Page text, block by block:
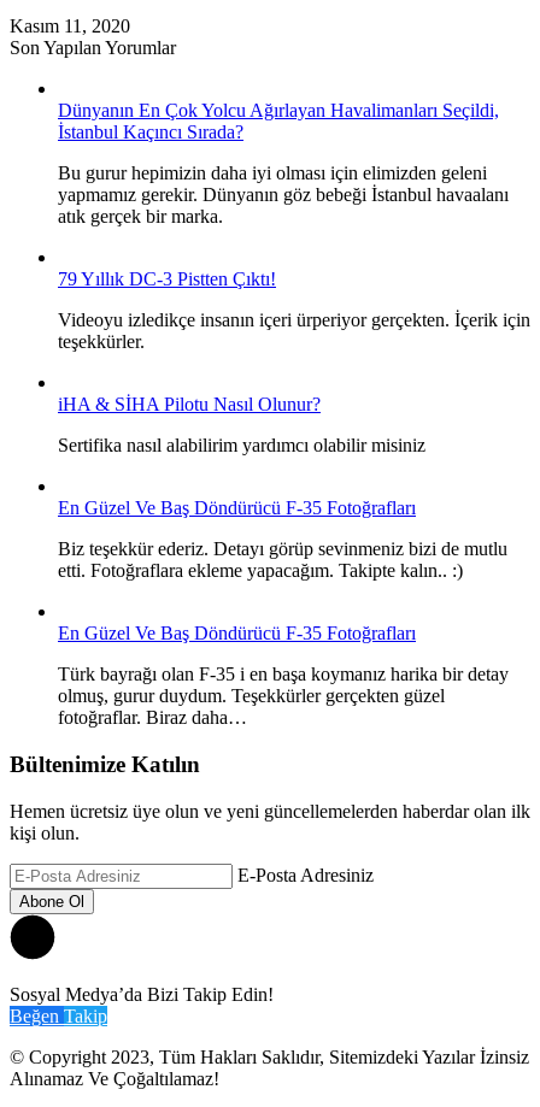
Kasım 11, 2020
Son Yapılan Yorumlar
Dünyanın En Çok Yolcu Ağırlayan Havalimanları Seçildi,
İstanbul Kaçıncı Sırada?
Bu gurur hepimizin daha iyi olması için elimizden geleni
yapmamız gerekir. Dünyanın göz bebeği İstanbul havaalanı
atık gerçek bir marka.
79 Yıllık DC-3 Pistten Çıktı!
Videoyu izledikçe insanın içeri ürperiyor gerçekten. İçerik için
teşekkürler.
iHA & SİHA Pilotu Nasıl Olunur?
Sertifika nasıl alabilirim yardımcı olabilir misiniz
En Güzel Ve Baş Döndürücü F-35 Fotoğrafları
Biz teşekkür ederiz. Detayı görüp sevinmeniz bizi de mutlu
etti. Fotoğraflara ekleme yapacağım. Takipte kalın.. :)
En Güzel Ve Baş Döndürücü F-35 Fotoğrafları
Türk bayrağı olan F-35 i en başa koymanız harika bir detay
olmuş, gurur duydum. Teşekkürler gerçekten güzel
fotoğraflar. Biraz daha…
Bültenimize Katılın
Hemen ücretsiz üye olun ve yeni güncellemelerden haberdar olan ilk
kişi olun.
E-Posta Adresiniz
Sosyal Medya’da Bizi Takip Edin!
Beğen Takip
© Copyright 2023, Tüm Hakları Saklıdır, Sitemizdeki Yazılar İzinsiz
Alınamaz Ve Çoğaltılamaz!